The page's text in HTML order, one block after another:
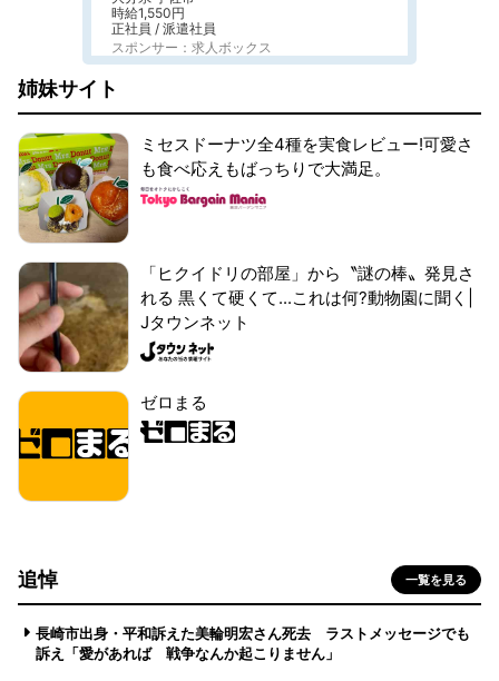
時給1,550円
正社員 / 派遣社員
スポンサー：求人ボックス
姉妹サイト
ミセスドーナツ全4種を実食レビュー!可愛さ
も食べ応えもばっちりで大満足。
「ヒクイドリの部屋」から〝謎の棒〟発見さ
れる 黒くて硬くて...これは何?動物園に聞く|
Jタウンネット
ゼロまる
追悼 一覧を見る
長崎市出身・平和訴えた美輪明宏さん死去 ラストメッセージでも
訴え「愛があれば 戦争なんか起こりません」